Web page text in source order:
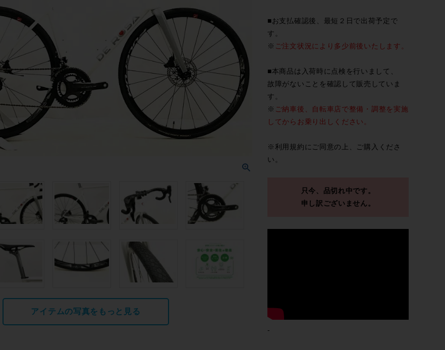
アイテムの写真をもっと見る
■お支払確認後、最短２日で出荷予定で
す。
※ ご注文状況により多少前後いたします。
■本商品は入荷時に点検を行いまして、
故障がないことを確認して販売していま
す。
※ ご納車後、自転車店で整備・調整を実施
してからお乗り出しください。
※利用規約にご同意の上、ご購入くださ
い。
只今、品切れ中です。
申し訳ございません。
-